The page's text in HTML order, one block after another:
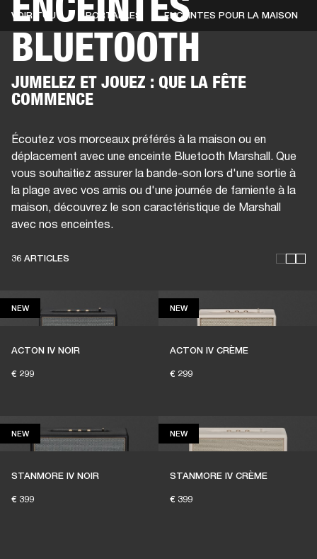
SOLUTIONS PROFESSIONNELLES
CASQUESBATTERIESVÊTEMENTS BACKSTAGE
BLUETOOTH
VOIR TOUT PORTABLES ENCEINTES POUR LA MAISON
JUMELEZ ET JOUEZ : QUE LA FÊTE
COMMENCE
Écoutez vos morceaux préférés à la maison ou en
déplacement avec une enceinte Bluetooth Marshall. Que
vous souhaitiez assurer la bande-son lors d'une sortie à
la plage avec vos amis ou d'une journée de farniente à la
maison, découvrez le son caractéristique de Marshall
avec nos enceintes.
36 ARTICLES
NEWNEW
ACTON IV NOIR
€ 299
NEWNEW
ACTON IV CRÈME
€ 299
NEWNEW
STANMORE IV NOIR
€ 399
NEWNEW
STANMORE IV CRÈME
€ 399
DES ENCEINTES POUR QUE
VIVE LA MUSIQUE LIVE